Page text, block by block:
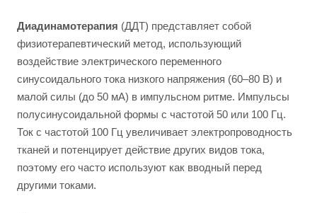
Диадинамотерапия (ДДТ) представляет собой
физиотерапевтический метод, использующий
воздействие электрического переменного
синусоидального тока низкого напряжения (60–80 В) и
малой силы (до 50 мА) в импульсном ритме. Импульсы
полусинусоидальной формы с частотой 50 или 100 Гц.
Ток с частотой 100 Гц увеличивает электропроводность
тканей и потенцирует действие других видов тока,
поэтому его часто используют как вводный перед
другими токами.